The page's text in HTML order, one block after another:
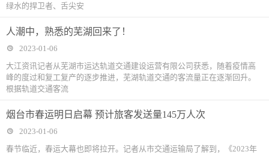
绿水的捍卫者、舌尖安
人潮中，熟悉的芜湖回来了！
2023-01-06
大江资讯记者从芜湖市运达轨道交通建设运营有限公司获悉，随着疫情高
峰的度过和复工复产的逐步推进，芜湖轨道交通的客流量正在逐渐回升。
根据轨道交通客流
烟台市春运明日启幕 预计旅客发送量145万人次
2023-01-06
春节临近，春运大幕也即将拉开。记者从市交通运输局了解到，《2023年